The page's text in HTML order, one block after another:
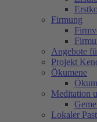
Firmung
Angebote
Projekt
Ökumene
Meditation
Lokaler